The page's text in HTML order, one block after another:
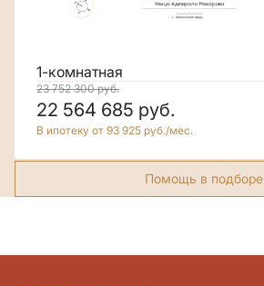
1-комнатная
23 752 300руб.
22 564 685 руб.
В ипотеку от 93 925 руб./мес.
Помощь в подборе